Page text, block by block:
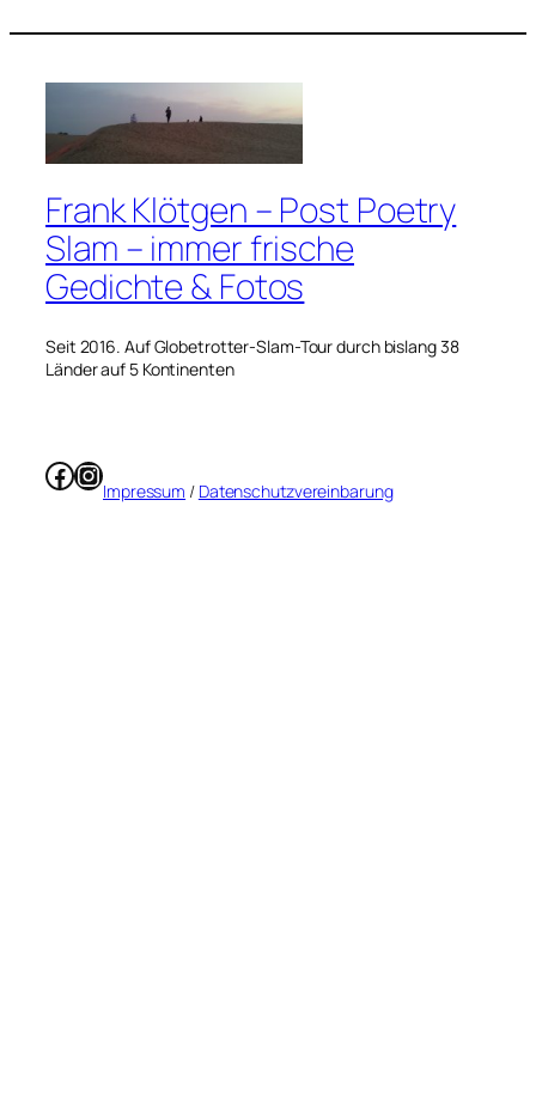
Frank Klötgen – Post Poetry
Slam – immer frische
Gedichte & Fotos
Seit 2016. Auf Globetrotter-Slam-Tour durch bislang 38
Länder auf 5 Kontinenten
Facebook
Instagram
Impressum / Datenschutzvereinbarung